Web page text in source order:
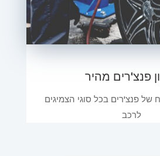
פנצ'רים מהיר
של פנצ'רים בכל סוגי הצמיגים
לרכב